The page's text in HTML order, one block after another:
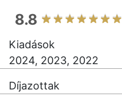
8.8
Kiadások
2024, 2023, 2022
Díjazottak